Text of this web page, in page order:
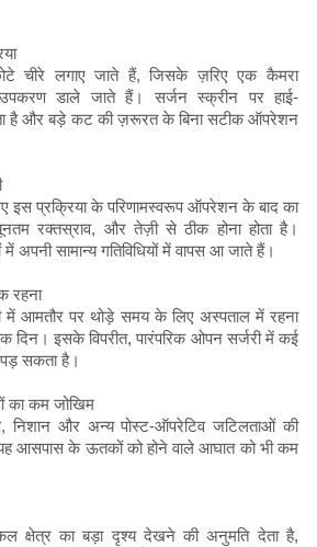
चीरे लगाए जाते हैं, जिसके ज़रिए एक कैमरा
डाले जाते हैं। सर्जन स्क्रीन पर हाई-
है और बड़े कट की ज़रूरत के बिना सटीक ऑपरेशन
इस प्रक्रिया के परिणामस्वरूप ऑपरेशन के बाद का
रक्तस्राव, और तेज़ी से ठीक होना होता है।
में अपनी सामान्य गतिविधियों में वापस आ जाते हैं।
रहना
में आमतौर पर थोड़े समय के लिए अस्पताल में रहना
दिन। इसके विपरीत, पारंपरिक ओपन सर्जरी में कई
सकता है।
कम जोखिम
निशान और अन्य पोस्ट-ऑपरेटिव जटिलताओं की
आसपास के ऊतकों को होने वाले आघात को भी कम
क्षेत्र का बड़ा दृश्य देखने की अनुमति देता है,